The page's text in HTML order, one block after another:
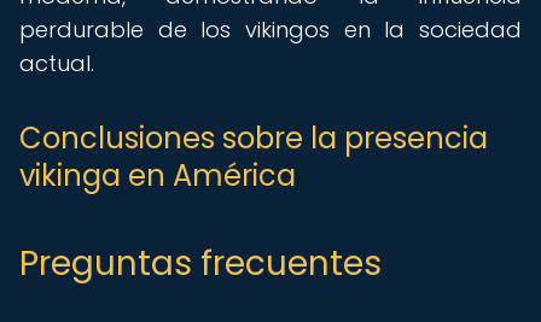
perdurable de los vikingos en la sociedad
actual.
Conclusiones sobre la presencia
vikinga en América
Preguntas frecuentes